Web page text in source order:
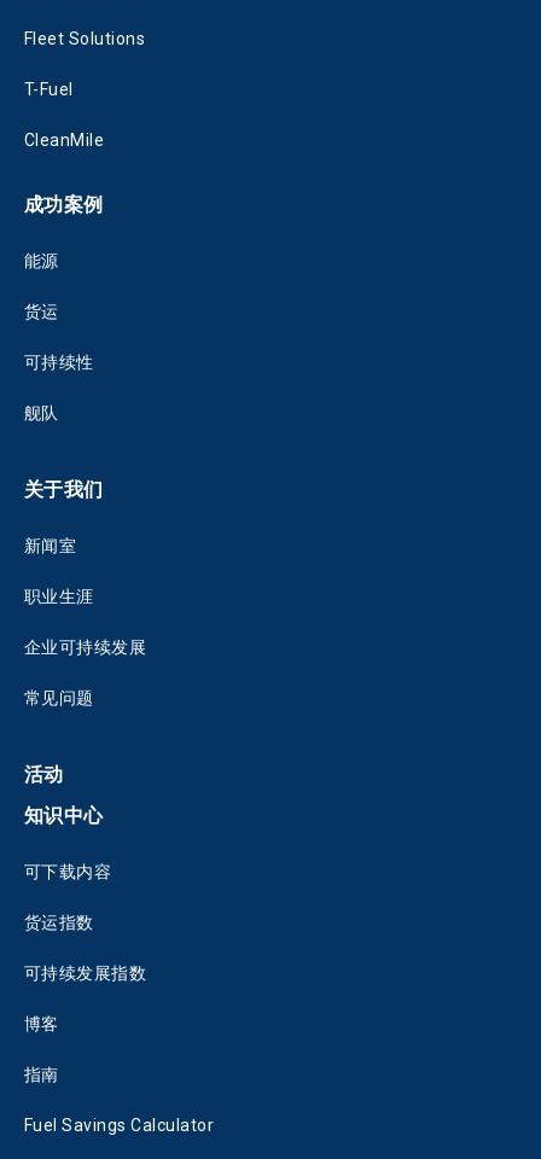
Fleet Solutions
T-Fuel
CleanMile
成功案例
能源
货运
可持续性
舰队
关于我们
新闻室
职业生涯
企业可持续发展
常见问题
活动
知识中心
可下载内容
货运指数
可持续发展指数
博客
指南
Fuel Savings Calculator